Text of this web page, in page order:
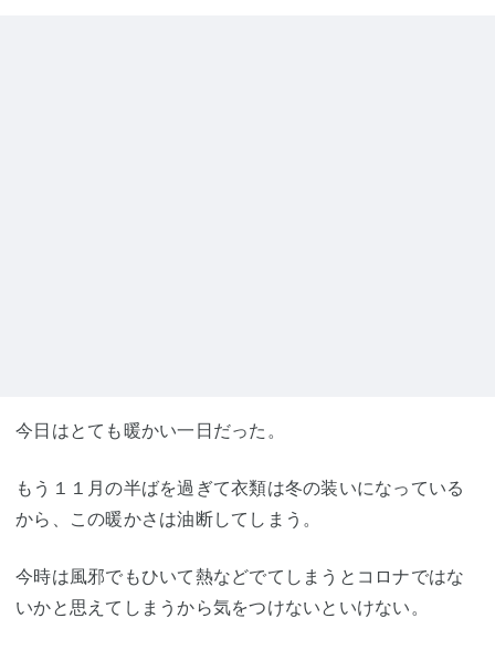
今日はとても暖かい一日だった。
もう１１月の半ばを過ぎて衣類は冬の装いになっている
から、この暖かさは油断してしまう。
今時は風邪でもひいて熱などでてしまうとコロナではな
いかと思えてしまうから気をつけないといけない。